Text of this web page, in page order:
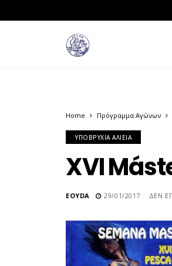
Home Πρόγραμμα Αγώνων
ΥΠΟΒΡΎΧΙΑ ΑΛΙΕΊΑ
XVI
EOYDA 29/01/2017 ΔΕΝ